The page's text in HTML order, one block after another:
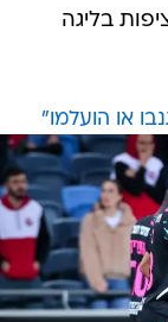
בליגה
או הועלמו"